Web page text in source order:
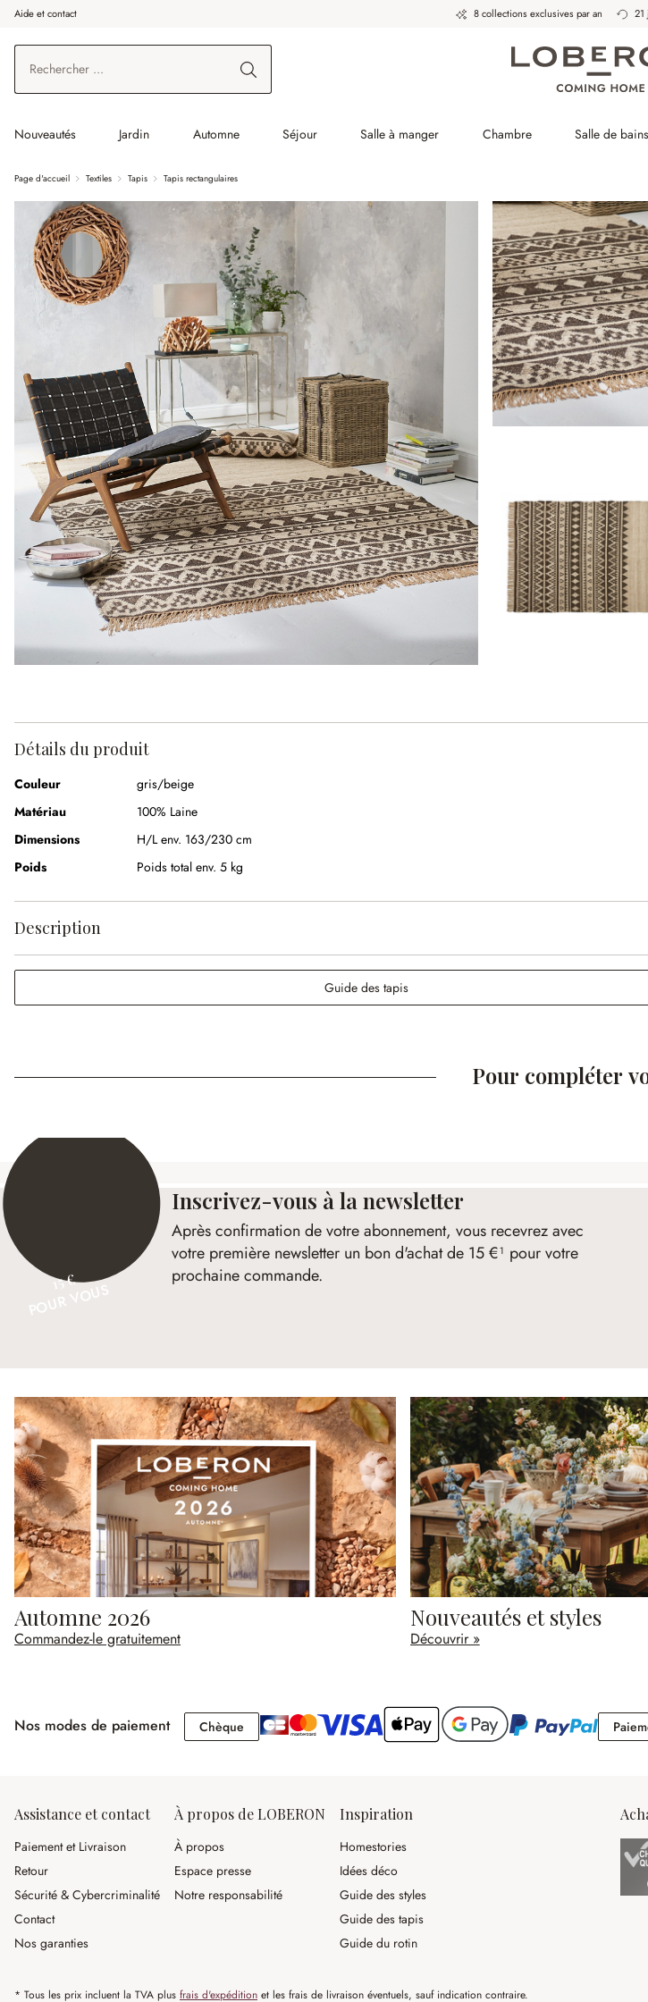
au contenu principal
Aller à la recherche
Aller à la navigation principale
Aide et contact 8 collections exclusives par an 21
Nouveautés Jardin Automne Séjour Salle à manger Chambre Salle de bains
Page d'accueil Textiles Tapis Tapis rectangulaires
Détails du produit
Couleur
gris/beige
Matériau
100% Laine
Dimensions
H/L env. 163/230 cm
Poids
Poids total env. 5 kg
Description
Guide des tapis
Pour compléter
15 €
Inscrivez-vous à la newsletter
Après confirmation de votre abonnement, vous recevrez avec
votre première newsletter un bon d'achat de 15 €¹ pour votre
prochaine commande.
Automne 2026
Commandez-le gratuitement
Nouveautés et styles
Découvrir »
Nos modes de paiement Chèque Chèque
Assistance et contact
Paiement et Livraison
Retour
Sécurité & Cybercriminalité
Contact
Nos garanties
À propos de LOBERON
À propos
Espace presse
Notre responsabilité
Inspiration
Homestories
Idées déco
Guide des styles
Guide des tapis
Guide du rotin
* Tous les prix incluent la TVA plus frais d'expédition et les frais de livraison éventuels, sauf indication contraire.